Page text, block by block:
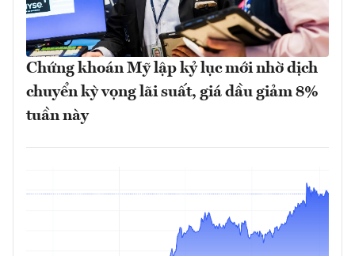
Chứng khoán Mỹ lập kỷ lục mới nhờ dịch
chuyển kỳ vọng lãi suất, giá dầu giảm 8%
tuần này